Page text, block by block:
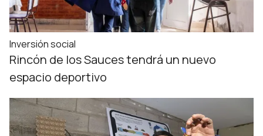
Inversión social
Rincón de los Sauces tendrá un nuevo
espacio deportivo